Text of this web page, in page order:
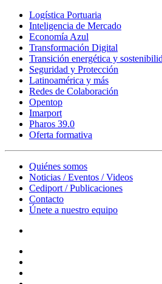
Logística Portuaria
Inteligencia de Mercado
Economía Azul
Transformación Digital
Transición energética y
Seguridad y Protección
Latinoamérica y más
Redes de Colaboración
Opentop
Imarport
Pharos 39.0
Oferta formativa
Quiénes somos
Noticias / Eventos / Videos
Cediport / Publicaciones
Contacto
Únete a nuestro equipo